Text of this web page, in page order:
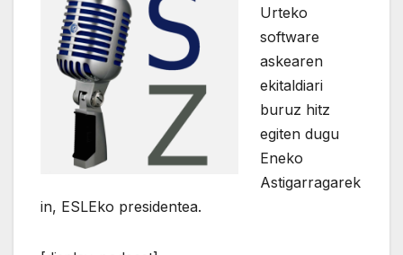
Urteko
software
askearen
ekitaldiari
buruz hitz
egiten dugu
Eneko
Astigarragarek
in, ESLEko presidentea.